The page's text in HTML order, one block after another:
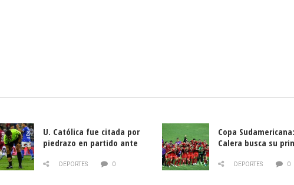
U. Católica fue citada por
piedrazo en partido ante
DEPORTES 0
Copa
Calera busca su
DEPORTES 0